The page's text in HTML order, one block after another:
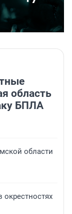
область
БПЛА
области